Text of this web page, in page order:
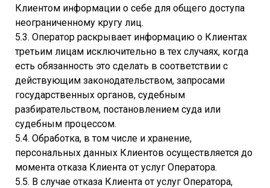
Клиентом информации о себе для общего доступа
неограниченному кругу лиц.
5.3. Оператор раскрывает информацию о Клиентах
третьим лицам исключительно в тех случаях, когда
есть обязанность это сделать в соответствии с
действующим законодательством, запросами
государственных органов, судебным
разбирательством, постановлением суда или
судебным процессом.
5.4. Обработка, в том числе и хранение,
персональных данных Клиентов осуществляется до
момента отказа Клиента от услуг Оператора.
5.5. В случае отказа Клиента от услуг Оператора,